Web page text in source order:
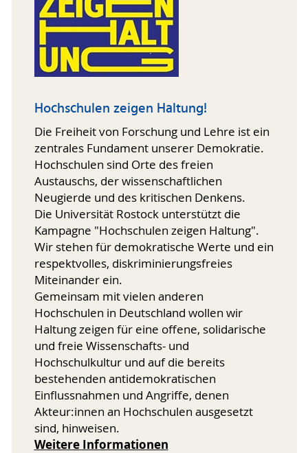
Hochschulen zeigen Haltung!
Die Freiheit von Forschung und Lehre ist ein
zentrales Fundament unserer Demokratie.
Hochschulen sind Orte des freien
Austauschs, der wissenschaftlichen
Neugierde und des kritischen Denkens.
Die Universität Rostock unterstützt die
Kampagne "Hochschulen zeigen Haltung".
Wir stehen für demokratische Werte und ein
respektvolles, diskriminierungsfreies
Miteinander ein.
Gemeinsam mit vielen anderen
Hochschulen in Deutschland wollen wir
Haltung zeigen für eine offene, solidarische
und freie Wissenschafts- und
Hochschulkultur und auf die bereits
bestehenden antidemokratischen
Einflussnahmen und Angriffe, denen
Akteur:innen an Hochschulen ausgesetzt
sind, hinweisen.
Weitere Informationen